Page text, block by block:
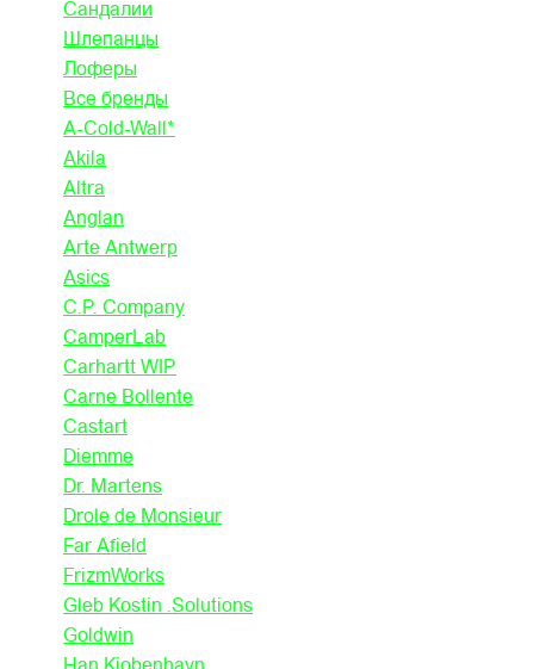
Сандалии
Шлепанцы
Лоферы
Все бренды
A-Cold-Wall*
Akila
Altra
Anglan
Arte Antwerp
Asics
C.P. Company
CamperLab
Carhartt WIP
Carne Bollente
Castart
Diemme
Dr. Martens
Drole de Monsieur
Far Afield
FrizmWorks
Gleb Kostin .Solutions
Goldwin